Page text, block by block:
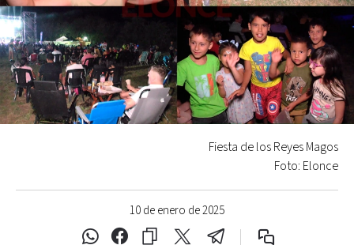
10 de enero de 2025
Fiesta de los Reyes Magos
Foto: Elonce